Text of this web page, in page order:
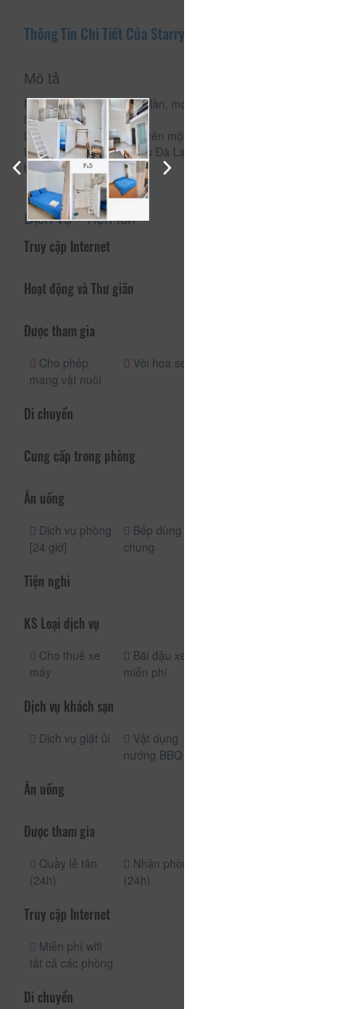
Thông Tin Chi Tiết Của Starry Sky
Mô tả
Nếu đã lên Đà Lạt nhiều lần, mong bạn ghé Starry Sky một
lần.
Là ngôi nhà nhỏ ấm áp trên một góc đồi đặc trưng của Đà
Lạt với những trái tim yêu Đà Lạt và mơ về những ngày yên
bình…
Dịch vụ - Tiện ích
Truy cập Internet
Hoạt động và Thư giãn
Được tham gia
Cho phép
mang vật nuôi
Vòi hoa sen
Di chuyển
Cung cấp trong phòng
Ăn uống
Dịch vụ phòng
[24 giờ]
Bếp dùng
chung
Tiện nghi
KS Loại dịch vụ
Cho thuê xe
máy
Bãi đậu xe
miễn phí
Dịch vụ khách sạn
Dịch vụ giặt ủi
Vật dụng
nướng BBQ
Ăn uống
Được tham gia
Quầy lễ tân
(24h)
Nhận phòng
(24h)
Truy cập Internet
Miễn phí wifi
tất cả các phòng
Di chuyển